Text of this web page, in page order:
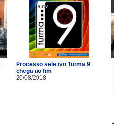
Processo seletivo Turma 9
chega ao fim
20/08/2018